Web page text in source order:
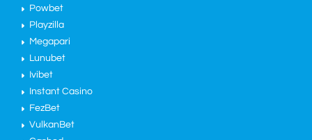
Powbet
Playzilla
Megapari
Lunubet
Ivibet
Instant Casino
FezBet
VulkanBet